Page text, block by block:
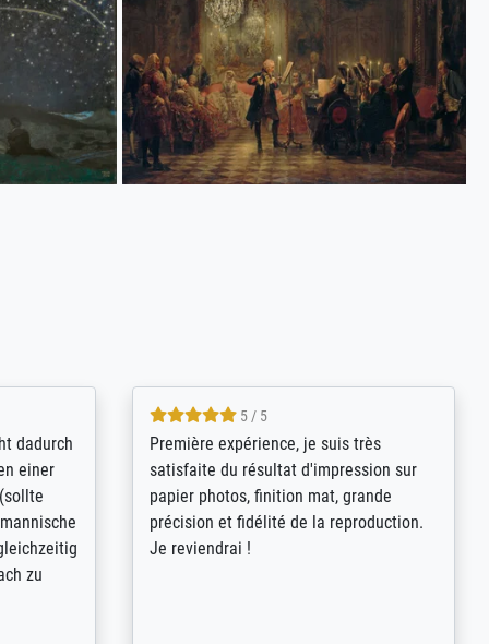
sich
(ein
-
4.8 / 5
Qualité absolument irréprochable.
Extraordinaire diversité des thèmes
abordés et personnalisation des
demandes (recadrage, réajustement des
couleurs). Relation clientèle parfaite.